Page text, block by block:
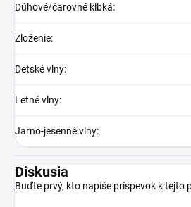
Dúhové/čarovné klbká:
Zloženie:
Detské vlny:
Letné vlny:
Jarno-jesenné vlny:
Diskusia
Buďte prvý, kto napíše príspevok k tejto